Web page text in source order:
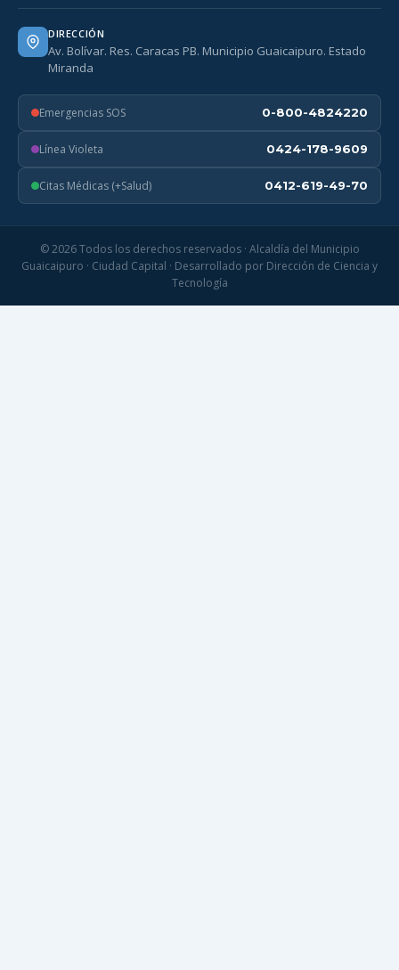
DIRECCIÓN
Av. Bolívar. Res. Caracas PB. Municipio Guaicaipuro. Estado
Miranda
Emergencias SOS 0-800-4824220
Línea Violeta 0424-178-9609
Citas Médicas (+Salud) 0412-619-49-70
© 2026 Todos los derechos reservados · Alcaldía del Municipio
Guaicaipuro · Ciudad Capital · Desarrollado por Dirección de Ciencia y
Tecnología